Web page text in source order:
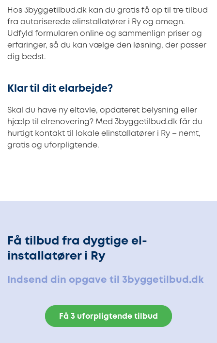
Hos 3byggetilbud.dk kan du gratis få op til tre tilbud
fra autoriserede elinstallatører i Ry og omegn.
Udfyld formularen online og sammenlign priser og
erfaringer, så du kan vælge den løsning, der passer
dig bedst.
Klar til dit elarbejde?
Skal du have ny eltavle, opdateret belysning eller
hjælp til elrenovering? Med 3byggetilbud.dk får du
hurtigt kontakt til lokale elinstallatører i Ry – nemt,
gratis og uforpligtende.
Få tilbud fra dygtige el-
installatører i Ry
Indsend din opgave til 3byggetilbud.dk
Få 3 uforpligtende tilbud